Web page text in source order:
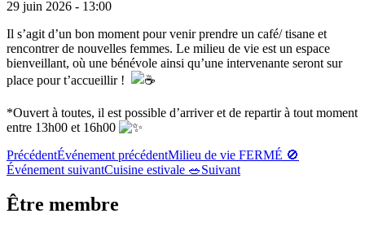
29 juin 2026 - 13:00
Il s’agit d’un bon moment pour venir prendre un café/ tisane et
rencontrer de nouvelles femmes. Le milieu de vie est un espace
bienveillant, où une bénévole ainsi qu’une intervenante seront sur
place pour t’accueillir !
*Ouvert à toutes, il est possible d’arriver et de repartir à tout moment
entre 13h00 et 16h00
PrécédentÉvénement précédentMilieu de vie FERMÉ 🚫
Événement suivantCuisine estivale 🥗Suivant
Être membre